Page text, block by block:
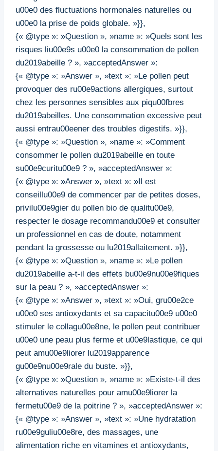
u00e0 des fluctuations hormonales naturelles ou
u00e0 la prise de poids globale. »}},
{« @type »: »Question », »name »: »Quels sont les
risques liu00e9s u00e0 la consommation de pollen
du2019abeille ? », »acceptedAnswer »:
{« @type »: »Answer », »text »: »Le pollen peut
provoquer des ru00e9actions allergiques, surtout
chez les personnes sensibles aux piqu00fbres
du2019abeilles. Une consommation excessive peut
aussi entrau00eener des troubles digestifs. »}},
{« @type »: »Question », »name »: »Comment
consommer le pollen du2019abeille en toute
su00e9curitu00e9 ? », »acceptedAnswer »:
{« @type »: »Answer », »text »: »Il est
conseillu00e9 de commencer par de petites doses,
privilu00e9gier du pollen bio de qualitu00e9,
respecter le dosage recommandu00e9 et consulter
un professionnel en cas de doute, notamment
pendant la grossesse ou lu2019allaitement. »}},
{« @type »: »Question », »name »: »Le pollen
du2019abeille a-t-il des effets bu00e9nu00e9fiques
sur la peau ? », »acceptedAnswer »:
{« @type »: »Answer », »text »: »Oui, gru00e2ce
u00e0 ses antioxydants et sa capacitu00e9 u00e0
stimuler le collagu00e8ne, le pollen peut contribuer
u00e0 une peau plus ferme et u00e9lastique, ce qui
peut amu00e9liorer lu2019apparence
gu00e9nu00e9rale du buste. »}},
{« @type »: »Question », »name »: »Existe-t-il des
alternatives naturelles pour amu00e9liorer la
fermetu00e9 de la poitrine ? », »acceptedAnswer »:
{« @type »: »Answer », »text »: »Une hydratation
ru00e9guliu00e8re, des massages, une
alimentation riche en vitamines et antioxydants,